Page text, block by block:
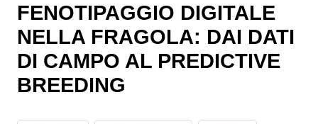
FENOTIPAGGIO DIGITALE
NELLA FRAGOLA: DAI DATI
DI CAMPO AL PREDICTIVE
BREEDING